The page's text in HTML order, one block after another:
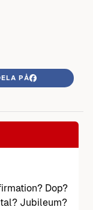
PÅ
Dop?
Jubileum?